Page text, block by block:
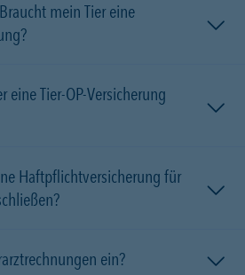
mein Tier eine
eine Tier-OP-Versicherung
Haftpflichtversicherung für
ein?